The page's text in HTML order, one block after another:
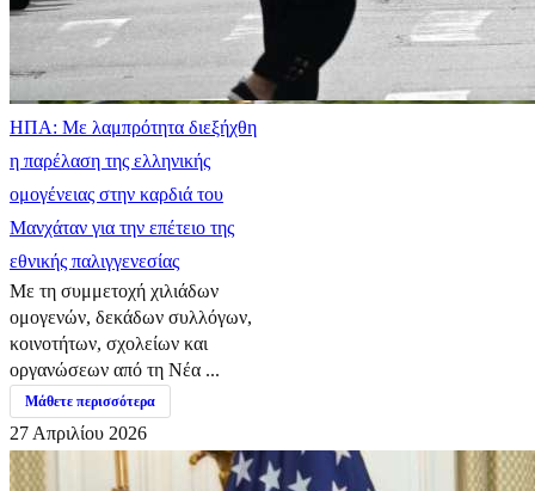
ΗΠΑ: Με λαμπρότητα διεξήχθη
η παρέλαση της ελληνικής
ομογένειας στην καρδιά του
Μανχάταν για την επέτειο της
εθνικής παλιγγενεσίας
Με τη συμμετοχή χιλιάδων
ομογενών, δεκάδων συλλόγων,
κοινοτήτων, σχολείων και
οργανώσεων από τη Νέα ...
Μάθετε περισσότερα
27 Απριλίου 2026